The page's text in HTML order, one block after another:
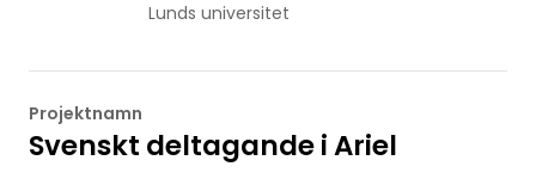
Lunds universitet
Projektnamn
Svenskt deltagande i Ariel